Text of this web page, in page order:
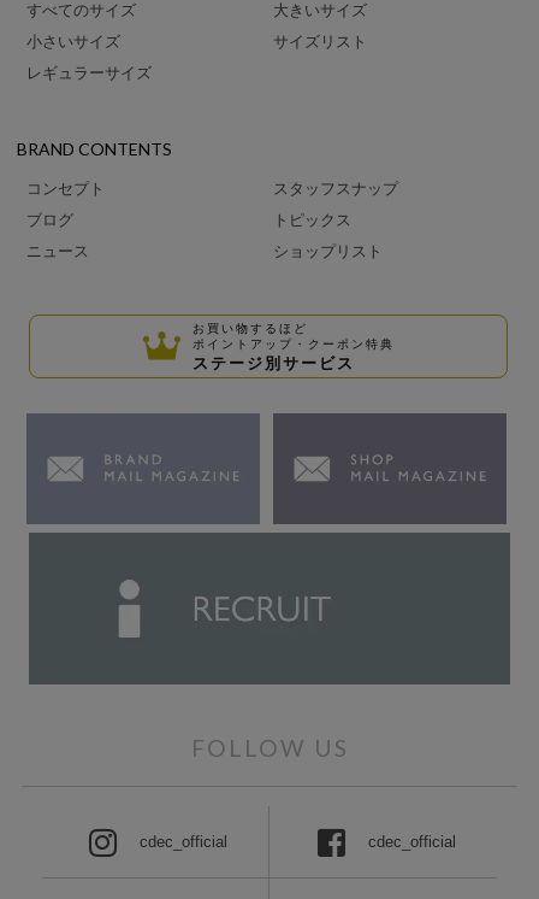
すべてのサイズ
小さいサイズ
レギュラーサイズ
大きいサイズ
サイズリスト
BRAND CONTENTS
コンセプト
ブログ
ニュース
スタッフスナップ
トピックス
ショップリスト
お買い物するほど
ポイントアップ・クーポン特典
ステージ別サービス
FOLLOW US
cdec_official cdec_official